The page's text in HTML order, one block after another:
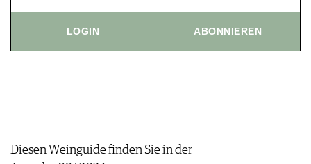
IMPRESSUM
LOGIN ABONNIEREN
Diesen Weinguide finden Sie in der